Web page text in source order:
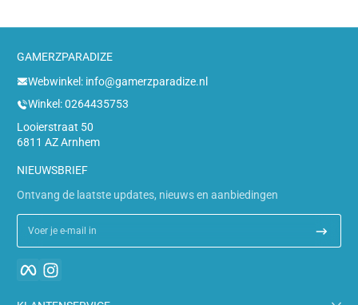
GAMERZPARADIZE
Webwinkel: info@gamerzparadize.nl
Winkel: 0264435753
Looierstraat 50
6811 AZ Arnhem
NIEUWSBRIEF
Ontvang de laatste updates, nieuws en aanbiedingen
Voer je e-mail in
Facebook